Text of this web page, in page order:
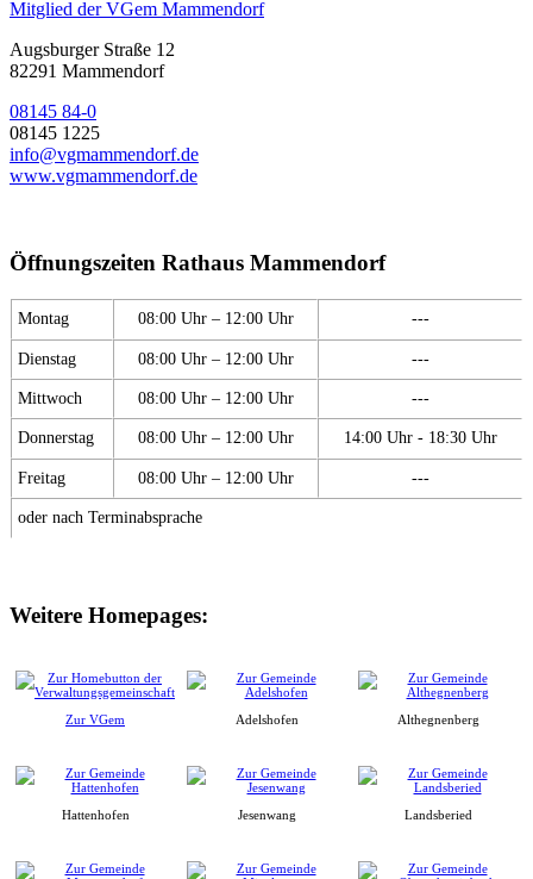
Mitglied der VGem Mammendorf
Augsburger Straße 12
82291 Mammendorf
08145 84-0
08145 1225
info@vgmammendorf.de
www.vgmammendorf.de
Öffnungszeiten Rathaus Mammendorf
Montag 08:00 Uhr – 12:00 Uhr ---
Dienstag 08:00 Uhr – 12:00 Uhr ---
Mittwoch 08:00 Uhr – 12:00 Uhr ---
Donnerstag 08:00 Uhr – 12:00 Uhr 14:00 Uhr - 18:30 Uhr
Freitag 08:00 Uhr – 12:00 Uhr ---
oder nach Terminabsprache
Weitere Homepages:
Zur VGem Adelshofen Althegnenberg
Hattenhofen Jesenwang Landsberied